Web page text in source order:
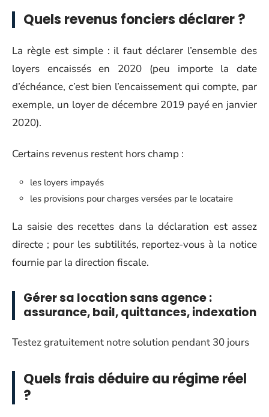
Quels revenus fonciers déclarer ?
La règle est simple : il faut déclarer l’ensemble des
loyers encaissés en 2020 (peu importe la date
d’échéance, c’est bien l’encaissement qui compte, par
exemple, un loyer de décembre 2019 payé en janvier
2020).
Certains revenus restent hors champ :
les loyers impayés
les provisions pour charges versées par le locataire
La saisie des recettes dans la déclaration est assez
directe ; pour les subtilités, reportez-vous à la notice
fournie par la direction fiscale.
Gérer sa location sans agence :
assurance, bail, quittances, indexation
Testez gratuitement notre solution pendant 30 jours
Quels frais déduire au régime réel
?